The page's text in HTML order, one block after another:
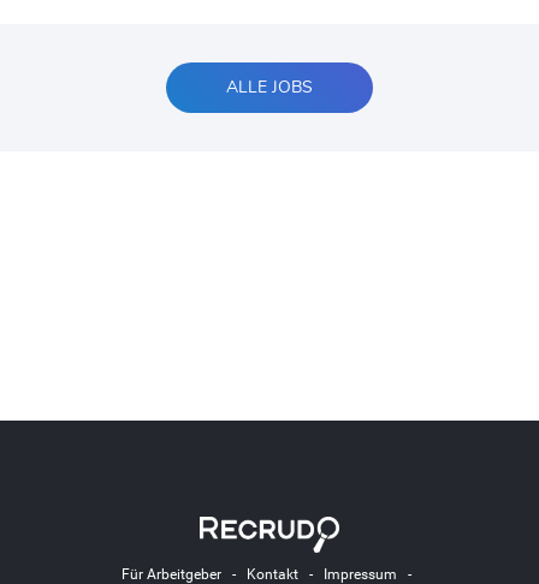
ALLE JOBS
Für Arbeitgeber- Kontakt- Impressum -